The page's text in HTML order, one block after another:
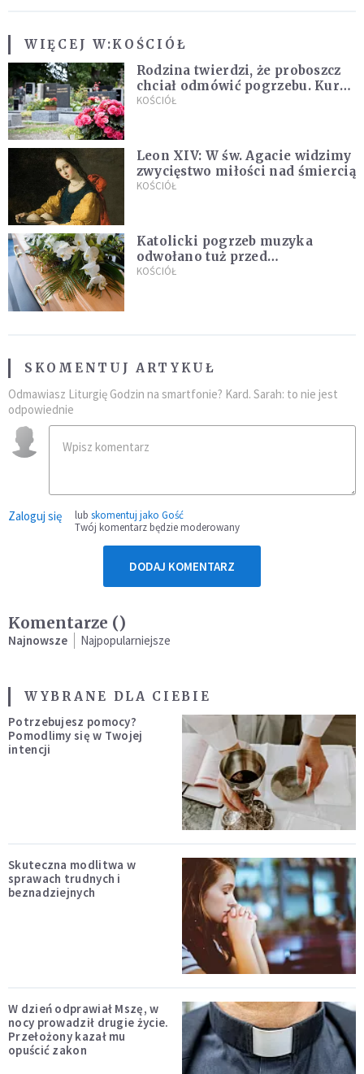
WIĘCEJ W:KOŚCIÓŁ
Rodzina twierdzi, że proboszcz
chciał odmówić pogrzebu. Kuria
zapowiada wyjaśnienia
KOŚCIÓŁ
Leon XIV: W św. Agacie widzimy
zwycięstwo miłości nad śmiercią
KOŚCIÓŁ
Katolicki pogrzeb muzyka
odwołano tuż przed
uroczystością. Powodem była
KOŚCIÓŁ
SKOMENTUJ ARTYKUŁ
Odmawiasz Liturgię Godzin na smartfonie? Kard. Sarah: to nie jest
odpowiednie
Zaloguj się lub skomentuj jako Gość
Twój komentarz będzie moderowany
DODAJ KOMENTARZ
Komentarze ()
Najnowsze Najpopularniejsze
WYBRANE DLA CIEBIE
Potrzebujesz pomocy?
Pomodlimy się w Twojej
intencji
Skuteczna modlitwa w
sprawach trudnych i
beznadziejnych
W dzień odprawiał Mszę, w
nocy prowadził drugie życie.
Przełożony kazał mu
opuścić zakon